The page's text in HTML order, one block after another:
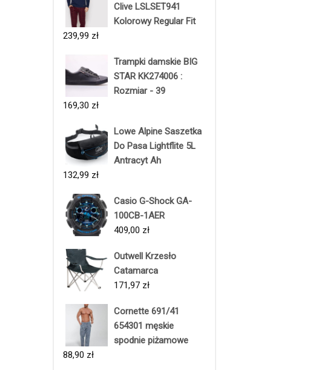
Clive LSLSET941
Kolorowy Regular Fit
239,99 zł
Trampki damskie BIG
STAR KK274006 :
Rozmiar - 39
169,30 zł
Lowe Alpine Saszetka
Do Pasa Lightflite 5L
Antracyt Ah
132,99 zł
Casio G-Shock GA-
100CB-1AER
409,00 zł
Outwell Krzesło
Catamarca
171,97 zł
Cornette 691/41
654301 męskie
spodnie piżamowe
88,90 zł